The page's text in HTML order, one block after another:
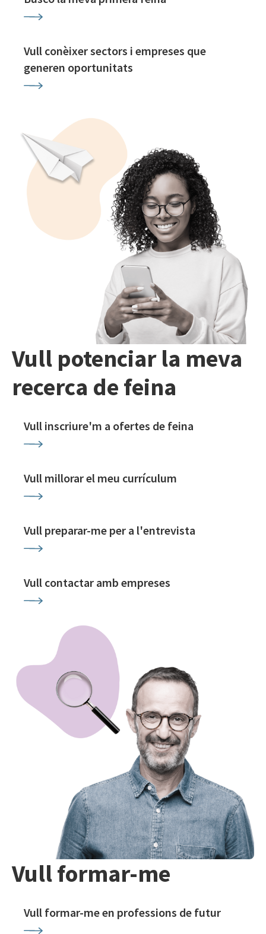
Vull conèixer sectors i empreses que
generen oportunitats
Vull potenciar la meva
recerca de feina
Vull inscriure'm a ofertes de feina
Vull millorar el meu currículum
Vull preparar-me per a l'entrevista
Vull contactar amb empreses
Vull formar-me
Vull formar-me en professions de futur